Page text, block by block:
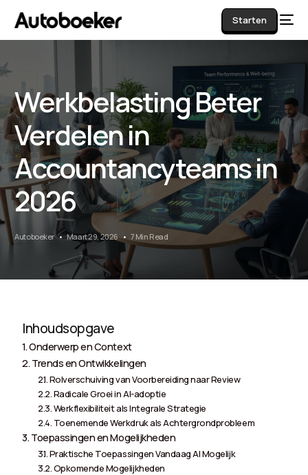
Starten
Werkbelasting Beter
Verdelen in
Accountancyteams in
2026
Autoboeker Maart 29, 2026 7 Min Read
Inhoudsopgave
Onderwerp en Context
Trends en Ontwikkelingen
Rolverschuiving van Voorbereiding naar Review
Radicale Groei in AI-adoptie
Werkflexibiliteit als Integrale Strategie
Toenemende Werkdruk als Achtergrondprobleem
Toepassingen en Mogelijkheden
Praktische Toepassingen Vandaag Al Mogelijk
Opkomende Mogelijkheden
AI